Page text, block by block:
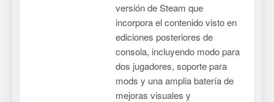
versión de Steam que
incorpora el contenido visto en
ediciones posteriores de
consola, incluyendo modo para
dos jugadores, soporte para
mods y una amplia batería de
mejoras visuales y
Stuntman: Hollywood
devuelve el espectáculo de
la conducción acrobática a
PS5, Xbox Series X|S y PC
NOTICIAS DE VIDEOJUEGOS